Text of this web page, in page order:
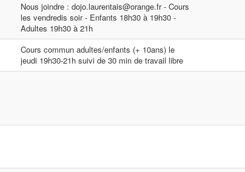
Nous joindre : dojo.laurentais@orange.fr - Cours
les vendredis soir - Enfants 18h30 à 19h30 -
Adultes 19h30 à 21h
Cours commun adultes/enfants (+ 10ans) le
jeudi 19h30-21h suivi de 30 min de travail libre